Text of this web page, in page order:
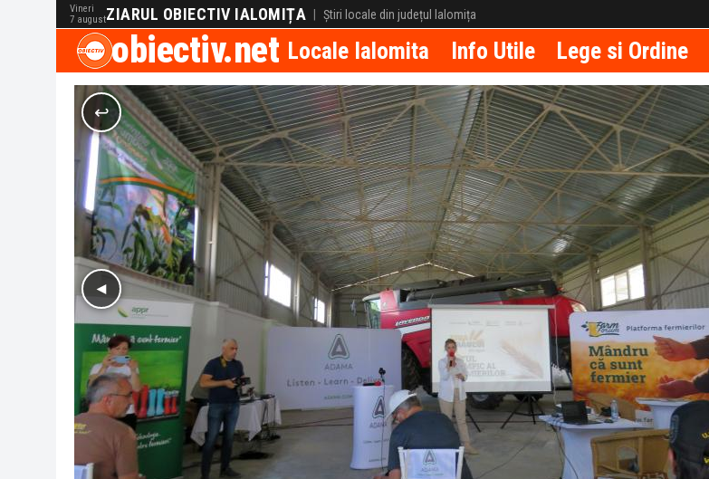
Vineri
7 augustZIARUL OBIECTIV IALOMIȚA | Știri locale din județul Ialomița
obiectiv.net Locale Ialomita Info Utile Lege si Ordine